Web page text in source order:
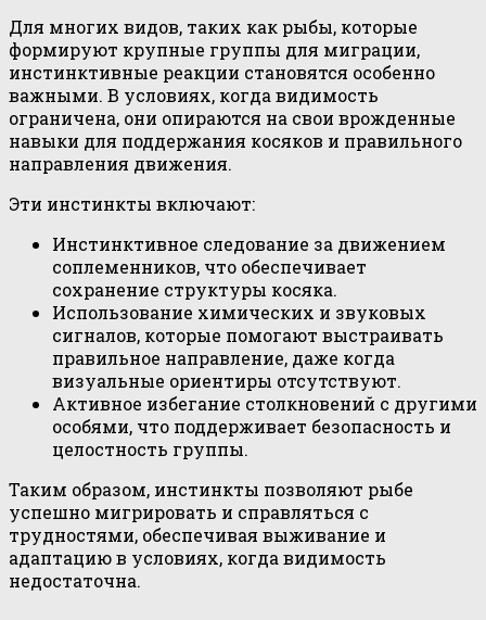
Для многих видов, таких как рыбы, которые
формируют крупные группы для миграции,
инстинктивные реакции становятся особенно
важными. В условиях, когда видимость
ограничена, они опираются на свои врожденные
навыки для поддержания косяков и правильного
направления движения.
Эти инстинкты включают:
Инстинктивное следование за движением
соплеменников, что обеспечивает
сохранение структуры косяка.
Использование химических и звуковых
сигналов, которые помогают выстраивать
правильное направление, даже когда
визуальные ориентиры отсутствуют.
Активное избегание столкновений с другими
особями, что поддерживает безопасность и
целостность группы.
Таким образом, инстинкты позволяют рыбе
успешно мигрировать и справляться с
трудностями, обеспечивая выживание и
адаптацию в условиях, когда видимость
недостаточна.